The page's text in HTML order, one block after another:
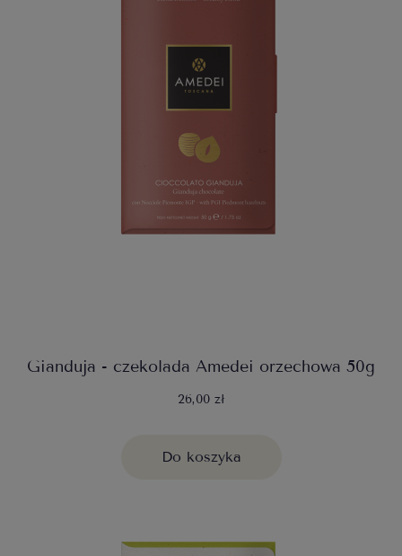
Gianduja - czekolada Amedei orzechowa 50g
26,00 zł
Do koszyka